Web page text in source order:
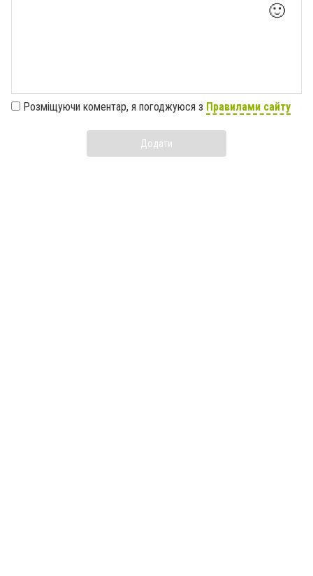
🙂
Розміщуючи коментар, я погоджуюся з Правилами сайту
Додати